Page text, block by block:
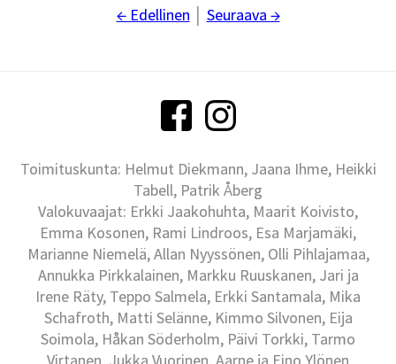
← Edellinen Seuraava →
Toimituskunta: Helmut Diekmann, Jaana Ihme, Heikki
Tabell, Patrik Åberg
Valokuvaajat: Erkki Jaakohuhta, Maarit Koivisto,
Emma Kosonen, Rami Lindroos, Esa Marjamäki,
Marianne Niemelä, Allan Nyyssönen, Olli Pihlajamaa,
Annukka Pirkkalainen, Markku Ruuskanen, Jari ja
Irene Räty, Teppo Salmela, Erkki Santamala, Mika
Schafroth, Matti Selänne, Kimmo Silvonen, Eija
Soimola, Håkan Söderholm, Päivi Torkki, Tarmo